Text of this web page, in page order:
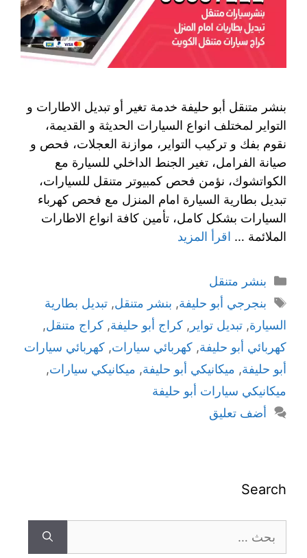
بنشر متنقل أبو حليفة خدمة تغير أو تبديل الاطارات و
التواير لمختلف انواع السيارات الحديثة و القديمة،
نقوم بفك و تركيب التواير، موازنة العجلات، فحص و
صيانة الفرامل، تغير الجنط الداخلي للسيارة مع
الكواتشوك، نؤمن فحص كمبيوتر متنقل للسيارات،
تبديل بطارية السيارة امام المنزل مع فحص كهرباء
السيارات بشكل كامل، تأمين كافة انواع الاطارات
الملائمة … اقرأ المزيد
بنشر متنقل
بنجرجي أبو حليفة, بنشر متنقل, تبديل بطارية
السيارة, تبديل تواير , كراج أبو حليفة, كراج متنقل,
كهربائي أبو حليفة, كهربائي سيارات, كهربائي سيارات
أبو حليفة, ميكانيكي أبو حليفة, ميكانيكي سيارات,
ميكانيكي سيارات أبو حليفة
أضف تعليق
Search